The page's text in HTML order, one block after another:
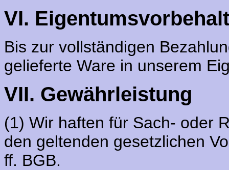
VI. Eigentumsvorbehalt
Bis zur vollständigen
gelieferte Ware in unserem
VII. Gewährleistung
(1) Wir haften für Sach- oder
den geltenden gesetzlichen
ff. BGB.